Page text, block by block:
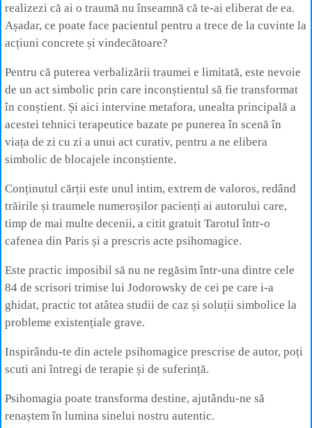
realizezi că ai o traumă nu înseamnă că te-ai eliberat de ea.
Așadar, ce poate face pacientul pentru a trece de la cuvinte la
acțiuni concrete și vindecătoare?
Pentru că puterea verbalizării traumei e limitată, este nevoie
de un act simbolic prin care inconștientul să fie transformat
în conștient. Și aici intervine metafora, unealta principală a
acestei tehnici terapeutice bazate pe punerea în scenă în
viața de zi cu zi a unui act curativ, pentru a ne elibera
simbolic de blocajele inconștiente.
Conținutul cărții este unul intim, extrem de valoros, redând
trăirile și traumele numeroșilor pacienți ai autorului care,
timp de mai multe decenii, a citit gratuit Tarotul într-o
cafenea din Paris și a prescris acte psihomagice.
Este practic imposibil să nu ne regăsim într-una dintre cele
84 de scrisori trimise lui Jodorowsky de cei pe care i-a
ghidat, practic tot atâtea studii de caz și soluții simbolice la
probleme existențiale grave.
Inspirându-te din actele psihomagice prescrise de autor, poți
scuti ani întregi de terapie și de suferință.
Psihomagia poate transforma destine, ajutându-ne să
renaștem în lumina sinelui nostru autentic.